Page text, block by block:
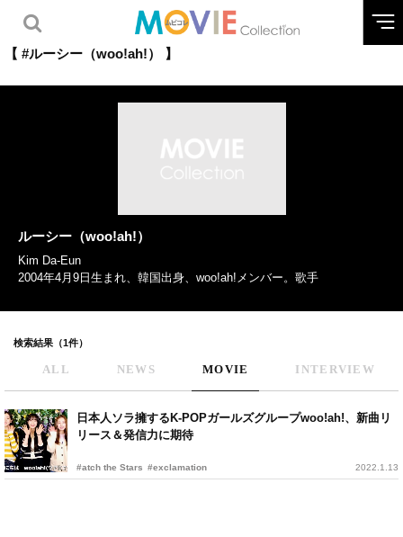
【 #ルーシー（woo!ah!） 】
ルーシー（woo!ah!）
Kim Da-Eun
2004年4月9日生まれ、韓国出身、woo!ah!メンバー。歌手
検索結果（1件）
ALL NEWS MOVIE INTERVIEW
日本人ソラ擁するK-POPガールズグループwoo!ah!、新曲リ
リース＆発信力に期待
#atch the Stars #exclamation 2022.1.13